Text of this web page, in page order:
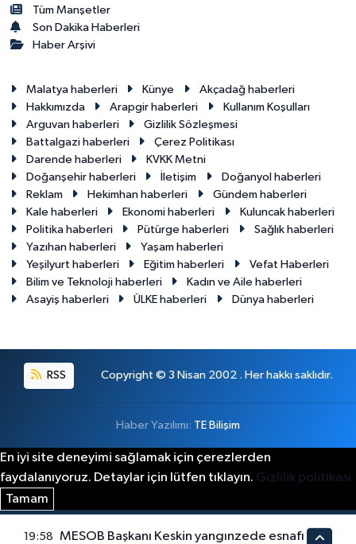
Tüm Manşetler
Son Dakika Haberleri
Haber Arşivi
Malatya haberleri Künye
Akçadağ haberleri
Hakkımızda
Arapgir haberleri
Kullanım Koşulları
Arguvan haberleri
Gizlilik Sözleşmesi
Battalgazi haberleri
Çerez Politikası
Darende haberleri
KVKK Metni
Doğanşehir haberleri
İletişim
Doğanyol haberleri
Reklam
Hekimhan haberleri
Gündem haberleri
Kale haberleri
Ekonomi haberleri
Kuluncak haberleri
Politika haberleri
Pütürge haberleri
Sağlık haberleri
Yazıhan haberleri
Yaşam haberleri
Yeşilyurt haberleri
Eğitim haberleri
Vefat Haberleri
Bilim ve Teknoloji haberleri
Kadın ve Aile haberleri
Asayiş haberleri
ÜLKE haberleri Dünya haberleri
RSS Copyright © 3 Nisan 2002 . Her hakkı saklıdır.
Haber Yazılımı: TE Bilişim
En iyi site deneyimi sağlamak için çerezlerden
faydalanıyoruz. Detaylar için lütfen tıklayın. Gizlilik politikası
Tamam
19:58 MESOB Başkanı Keskin yangınzede esnafı